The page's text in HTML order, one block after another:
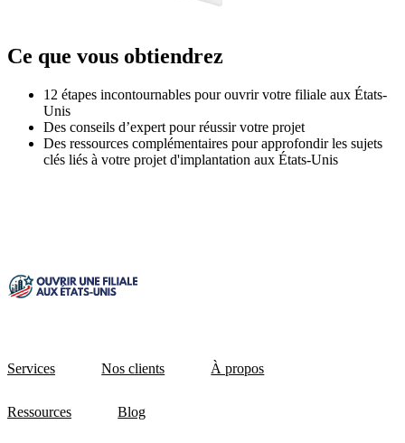
Ce que vous obtiendrez
12 étapes incontournables pour ouvrir votre filiale aux États-
Unis
Des conseils d’expert pour réussir votre projet
Des ressources complémentaires pour approfondir les sujets
clés liés à votre projet d'implantation aux États-Unis
Services Nos clients À propos
Ressources Blog